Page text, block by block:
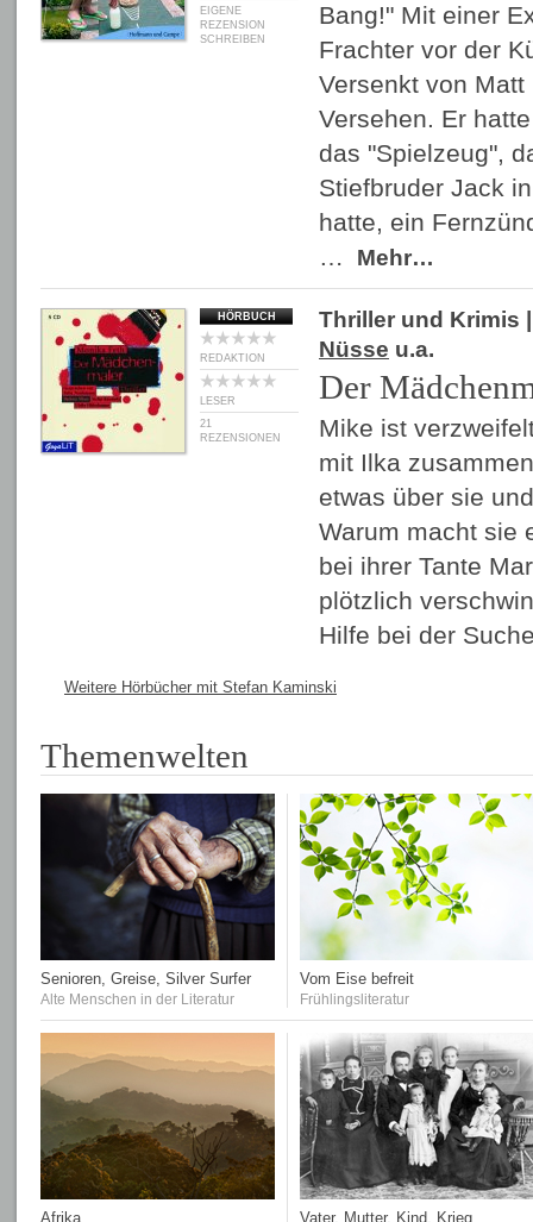
EIGENE
REZENSION
SCHREIBEN
Bang!" Mit einer
Frachter vor der
Versenkt von
Versehen. Er
das "Spielzeug",
Stiefbruder Jack
hatte, ein
…
Mehr…
HÖRBUCH
REDAKTION
LESER
21
REZENSIONEN
Thriller und Krimis
Nüsse u.a.
Der
Mike ist
mit Ilka
etwas über sie
Warum macht sie
bei ihrer Tante
plötzlich
Hilfe bei der
Weitere Hörbücher mit Stefan Kaminski
Themenwelten
Senioren, Greise, Silver Surfer
Alte Menschen in der Literatur
Vom Eise befreit
Frühlingsliteratur
Afrika Vater, Mutter, Kind, Krieg